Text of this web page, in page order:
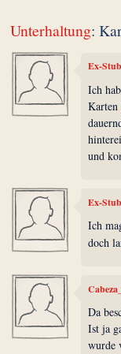
Unterhaltung:
Ex-
Ich
und
Ex-
Ich
doch
Da
Ist ja
wurde